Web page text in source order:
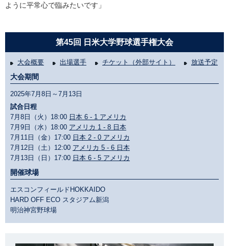
ように平常心で臨みたいです」
第45回 日米大学野球選手権大会
大会概要 出場選手 チケット（外部サイト） 放送予定
大会期間
2025年7月8日～7月13日
試合日程
7月8日（火）18:00 日本 6 - 1 アメリカ
7月9日（水）18:00 アメリカ 1 - 8 日本
7月11日（金）17:00 日本 2 - 0 アメリカ
7月12日（土）12:00 アメリカ 5 - 6 日本
7月13日（日）17:00 日本 6 - 5 アメリカ
開催球場
エスコンフィールドHOKKAIDO
HARD OFF ECO スタジアム新潟
明治神宮野球場